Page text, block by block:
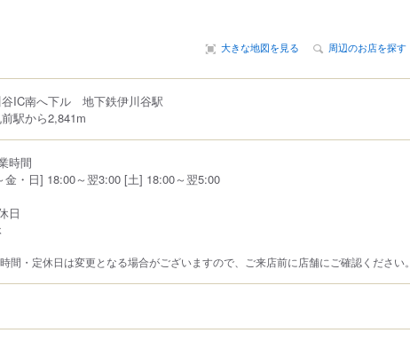
大きな地図を見る 周辺のお店を探す
IC南へ下ル 地下鉄伊川谷駅
前駅から2,841m
時間
金・日] 18:00～翌3:00 [土] 18:00～翌5:00
日
間・定休日は変更となる場合がございますので、ご来店前に店舗にご確認ください。